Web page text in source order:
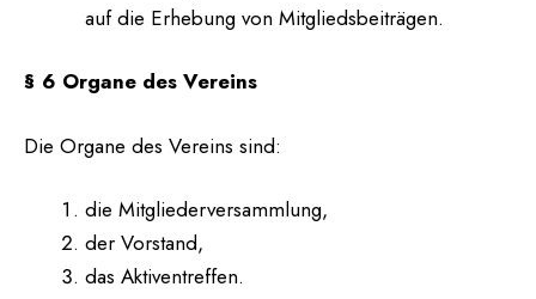
auf die Erhebung von Mitgliedsbeiträgen.
§ 6 Organe des Vereins
Die Organe des Vereins sind:
die Mitgliederversammlung,
der Vorstand,
das Aktiventreffen.